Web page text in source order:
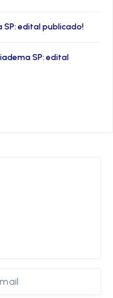
SP: edital publicado!
SP: edital